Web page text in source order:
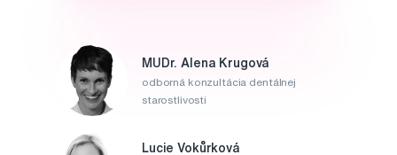
MUDr. Alena Krugová
odborná konzultácia dentálnej
starostlivosti
Lucie Vokůrková